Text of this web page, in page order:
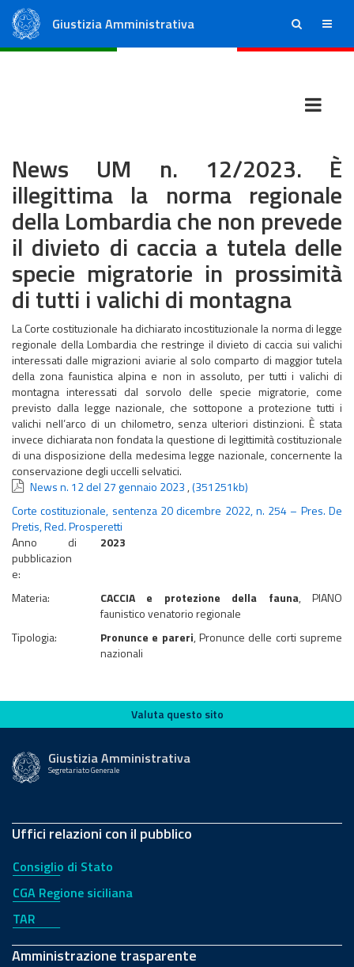
Giustizia Amministrativa ricerca menu
News UM n. 12/2023. È
illegittima la norma regionale
della Lombardia che non prevede
il divieto di caccia a tutela delle
specie migratorie in prossimità
di tutti i valichi di montagna
La Corte costituzionale ha dichiarato incostituzionale la norma di legge
regionale della Lombardia che restringe il divieto di caccia sui valichi
interessati dalle migrazioni aviarie al solo comparto di maggior tutela
della zona faunistica alpina e non in assoluto, per tutti i valichi di
montagna interessati dal sorvolo delle specie migratorie, come
previsto dalla legge nazionale, che sottopone a protezione tutti i
valichi nell’arco di un chilometro, senza ulteriori distinzioni. È stata
invece dichiarata non fondata la questione di legittimità costituzionale
di una disposizione della medesima legge nazionale, concernente la
conservazione degli uccelli selvatici.
News n. 12 del 27 gennaio 2023 ,(351251kb)
Corte costituzionale, sentenza 20 dicembre 2022, n. 254 – Pres. De
Pretis, Red. Prosperetti
Anno di
pubblicazion
e:
2023
Materia: CACCIA e protezione della fauna, PIANO
faunistico venatorio regionale
Tipologia:
Pronunce e pareri, Pronunce delle corti supreme
nazionali
Valuta questo sito
Valuta questo sito
Giustizia Amministrativa
Segretariato Generale
Uffici relazioni con il pubblico
Consiglio di Stato
CGA Regione siciliana
TAR
Amministrazione trasparente